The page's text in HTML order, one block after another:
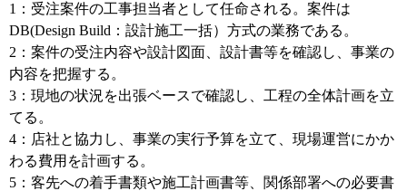
1：受注案件の工事担当者として任命される。案件は
DB(Design Build：設計施工一括）方式の業務である。
2：案件の受注内容や設計図面、設計書等を確認し、事業の
内容を把握する。
3：現地の状況を出張ベースで確認し、工程の全体計画を立
てる。
4：店社と協力し、事業の実行予算を立て、現場運営にかか
わる費用を計画する。
5：客先への着手書類や施工計画書等、関係部署への必要書